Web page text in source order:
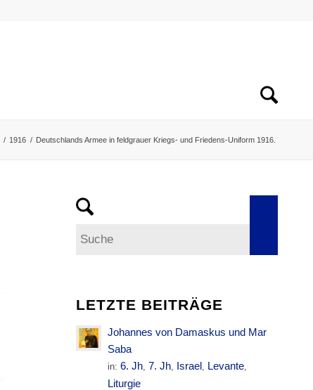
/ 1916 / Deutschlands Armee in feldgrauer Kriegs- und Friedens-Uniform 1916.
LETZTE BEITRÄGE
Johannes von Damaskus und Mar
Saba
in:6. Jh, 7. Jh, Israel, Levante,
Liturgie